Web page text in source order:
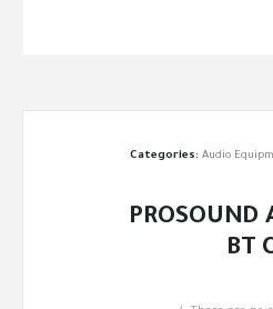
Categories:Audio
PROSOUND
BT